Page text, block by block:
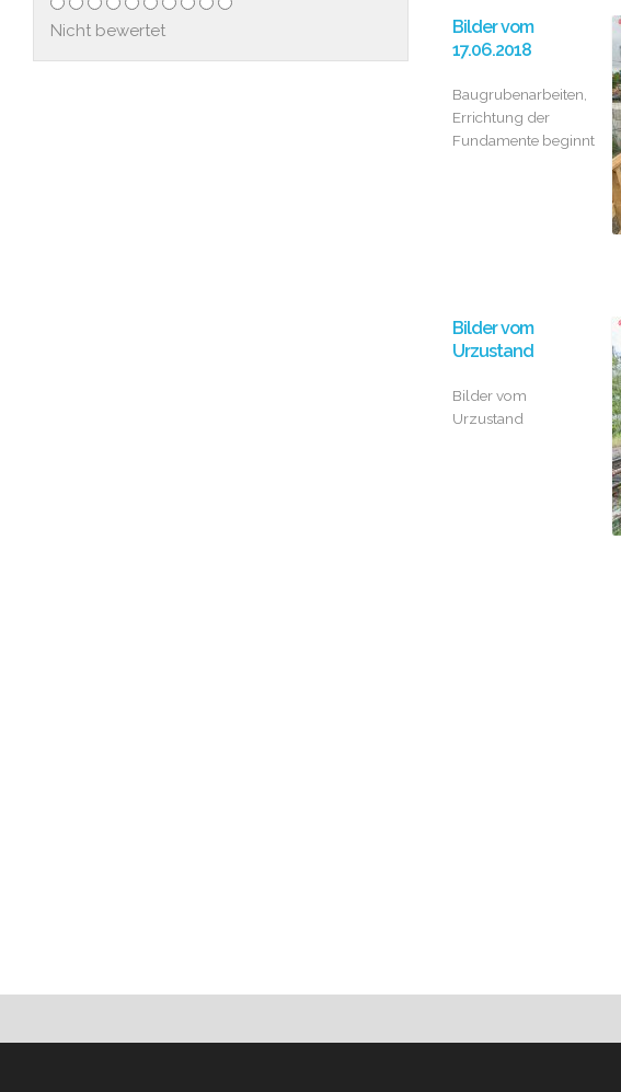
Bilder vom
17.06.2018
Baugrubenarbeiten,
Errichtung der
Fundamente beginnt
Bilder vom
Urzustand
Bilder vom
Urzustand
Nicht bewertet